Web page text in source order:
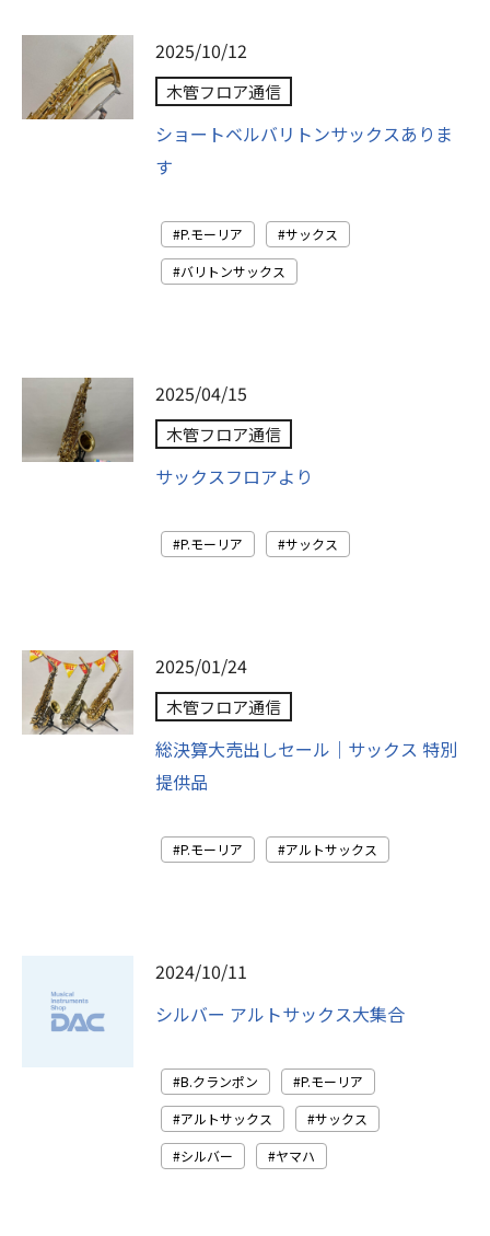
2025/10/12
木管フロア通信
ショートベルバリトンサックスありま
す
P.モーリア
サックス
バリトンサックス
2025/04/15
木管フロア通信
サックスフロアより
P.モーリア サックス
2025/01/24
木管フロア通信
総決算大売出しセール｜サックス 特別
提供品
P.モーリア アルトサックス
2024/10/11
シルバー アルトサックス大集合
B.クランポン
P.モーリア
アルトサックス
サックス
シルバー
ヤマハ